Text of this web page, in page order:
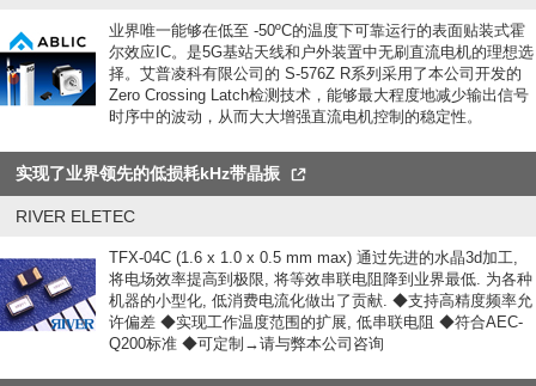
业界唯一能够在低至 -50ºC的温度下可靠运行的表面贴装式霍
尔效应IC。是5G基站天线和户外装置中无刷直流电机的理想选
择。艾普凌科有限公司的 S-576Z R系列采用了本公司开发的
Zero Crossing Latch检测技术，能够最大程度地减少输出信号
时序中的波动，从而大大增强直流电机控制的稳定性。
实现了业界领先的低损耗kHz带晶振
RIVER ELETEC
TFX-04C (1.6 x 1.0 x 0.5 mm max) 通过先进的水晶3d加工,
将电场效率提高到极限, 将等效串联电阻降到业界最低. 为各种
机器的小型化, 低消费电流化做出了贡献. ◆支持高精度频率允
许偏差 ◆实现工作温度范围的扩展, 低串联电阻 ◆符合AEC-
Q200标准 ◆可定制→请与弊本公司咨询